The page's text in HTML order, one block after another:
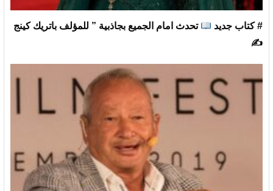
# كتاب جديد
تحدث امام الجميع بجاذبية ” للمؤلف باتريك كينج
✍